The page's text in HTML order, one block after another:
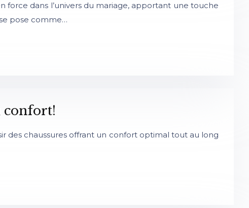
dans l’univers du mariage, apportant une touche
pose comme…
confort!
des chaussures offrant un confort optimal tout au long